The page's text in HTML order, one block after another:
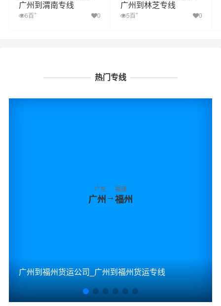
广州到渭南专线
6百+ 0
广州到林芝专线
5百+ 0
热门专线
广东
广州 →
福建
福州
广州到福州货运公司_广州到福州货运专线